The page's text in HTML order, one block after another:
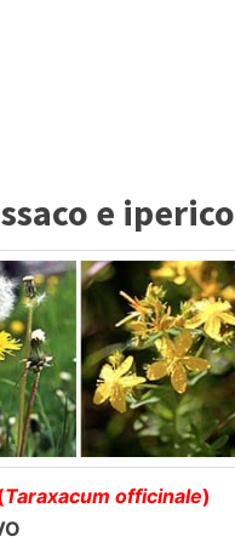
e iperico
Taraxacum officinale)